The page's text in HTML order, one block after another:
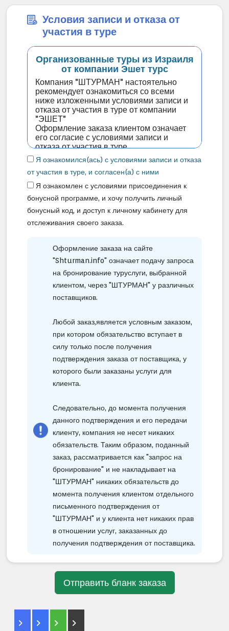
Условия записи и отказа от
участия в туре
Организованные туры из Израиля
от компании Эшет турс
Компания "ШТУРМАН" настоятельно
рекомендует ознакомиться со всеми
ниже изложенными условиями записи и
отказа от участия в туре от компании
"ЭШЕТ"
Оформление заказа клиентом означает
его согласие с условиями записи и
отказа от участия в туре.
В СТОИМОСТЬ ПОЕЗДКИ ВХОДИТ
Полеты
На регулярных или чартерных рейсах
авиакомпаний по групповым тарифам,
которые предусматривают
группы рейсом, указанном в билете. По
вашему желанию можно поменять время
и дату вылета за дополнительную плату.
За выполнение маршрута и соблюдение
расписания полетов несут
ответственность авиакомпании, которые
оставляют за собой право на внесение
клиентом авиабилета.
Гостиницы
Во всех маршрутах предусмотрены
гостиницы туристического или
повышенного туристического класса.
Стандартным является поселение
поселения вместе клиентов,
записавшихся поодиночке, жалобы на
неподходящего соседа не принимаются.
По вашему желанию вы можете заказать
за дополнительную плату одноместный
номер, который, как правило, меньше
двухместного. Если заказан номер на
трех человек, возможны случаи, когда
гостиница добавит кровать (иногда
раскладную) в стандартный
двухместный номер. Получение номеров
и расселение клиентов осуществляет
гостиница, а не сопровождающий из
Израиля. Заселение в гостиницу
начинается после 14.00, сдача номеров -
до 10.00. Список гостиниц
Израиля, но организаторы оставляют за
собой право заменять гостиницы во
время поездки, не снижая их класса. В
этом случае фирма не обязана сообщать
Питание
Я ознакомился(ась) с условиями записи и отказа
от участия в туре, и согласен(а) с ними
Я ознакомлен с условиями присоединения к
бонусной программе, и хочу получить личный
бонусный код, и доступ к личному кабинету для
отслеживания своего заказа.
Оформление заказа на сайте
"Shturman.info" означает подачу запроса
на бронирование туруслуги, выбранной
клиентом, через "ШТУРМАН" у различных
поставщиков.
Любой заказ,является условным заказом,
при котором обязательство вступает в
силу только после получения
подтверждения заказа от поставщика, у
которого были заказаны услуги для
клиента.
Следовательно, до момента получения
данного подтверждения и его передачи
клиенту, компания не несет никаких
обязательств. Таким образом, поданный
заказ, рассматривается как "запрос на
бронирование" и не накладывает на
"ШТУРМАН" никаких обязательств до
момента получения клиентом отдельного
письменного подтверждения от
"ШТУРМАН" и у клиента нет никаких прав
в отношении услуг, заказанных до
получения подтверждения от поставщика.